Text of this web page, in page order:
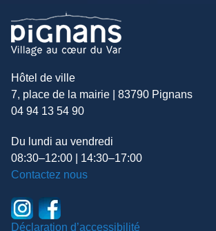
Hôtel de ville
7, place de la mairie | 83790 Pignans
04 94 13 54 90
Du lundi au vendredi
08:30–12:00 | 14:30–17:00
Contactez nous
Déclaration d’accessibilité